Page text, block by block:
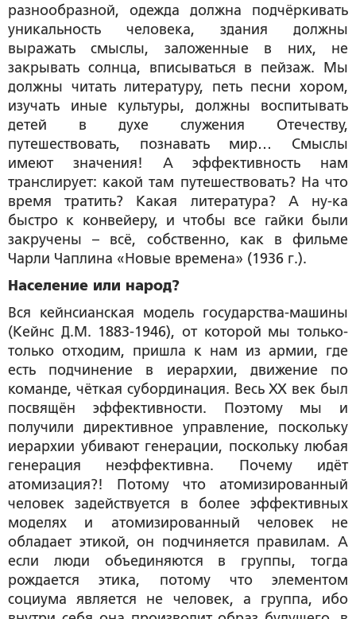
разнообразной, одежда должна подчёркивать
уникальность человека, здания должны
выражать смыслы, заложенные в них, не
закрывать солнца, вписываться в пейзаж. Мы
должны читать литературу, петь песни хором,
изучать иные культуры, должны воспитывать
детей в духе служения Отечеству,
путешествовать, познавать мир… Смыслы
имеют значения! А эффективность нам
транслирует: какой там путешествовать? На что
время тратить? Какая литература? А ну-ка
быстро к конвейеру, и чтобы все гайки были
закручены – всё, собственно, как в фильме
Чарли Чаплина «Новые времена» (1936 г.).
Население или народ?
Вся кейнсианская модель государства-машины
(Кейнс Д.М. 1883-1946), от которой мы только-
только отходим, пришла к нам из армии, где
есть подчинение в иерархии, движение по
команде, чёткая субординация. Весь ХХ век был
посвящён эффективности. Поэтому мы и
получили директивное управление, поскольку
иерархии убивают генерации, поскольку любая
генерация неэффективна. Почему идёт
атомизация?! Потому что атомизированный
человек задействуется в более эффективных
моделях и атомизированный человек не
обладает этикой, он подчиняется правилам. А
если люди объединяются в группы, тогда
рождается этика, потому что элементом
социума является не человек, а группа, ибо